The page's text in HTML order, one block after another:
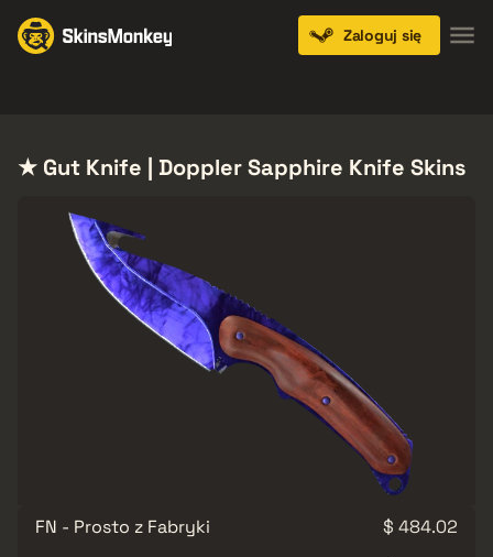
Zaloguj się
★ Gut Knife | Doppler Sapphire Knife Skins
FN - Prosto z Fabryki
$ 484.02